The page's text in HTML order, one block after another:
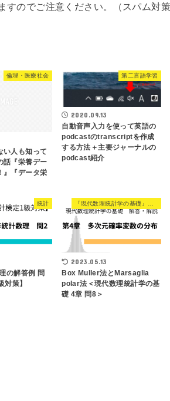
のでご注意ください。（スパム対策
倫理・医療社会
い人も知って
話『栄養デー
』『データ栄
第二言語学習
2020.09.13
自動音声入力を使って英語の
podcastのtranscriptを作成
する方法＋主要ジャーナルの
podcast紹介
統計
の解答例 問
対策】
2023.05.13
Box Muller法とMarsaglia
polar法＜現代数理統計学の基
礎 4章 問8＞